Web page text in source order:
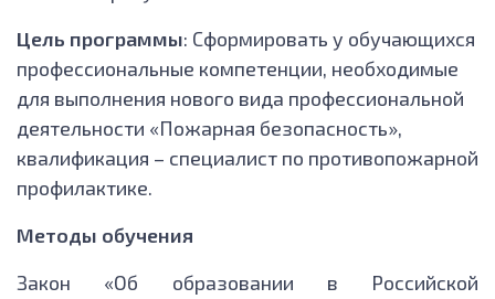
Цель программы: Сформировать у обучающихся
профессиональные компетенции, необходимые
для выполнения нового вида профессиональной
деятельности «Пожарная безопасность»,
квалификация – специалист по противопожарной
профилактике.
Методы обучения
Закон «Об образовании в Российской